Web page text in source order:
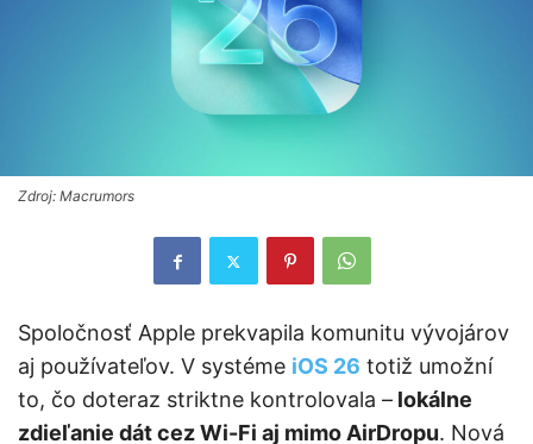
Zdroj: Macrumors
Spoločnosť Apple prekvapila komunitu vývojárov
aj používateľov. V systéme iOS 26 totiž umožní
to, čo doteraz striktne kontrolovala – lokálne
zdieľanie dát cez Wi-Fi aj mimo AirDropu. Nová